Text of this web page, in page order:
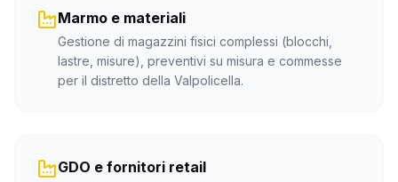
Marmo e materiali
Gestione di magazzini fisici complessi (blocchi,
lastre, misure), preventivi su misura e commesse
per il distretto della Valpolicella.
GDO e fornitori retail